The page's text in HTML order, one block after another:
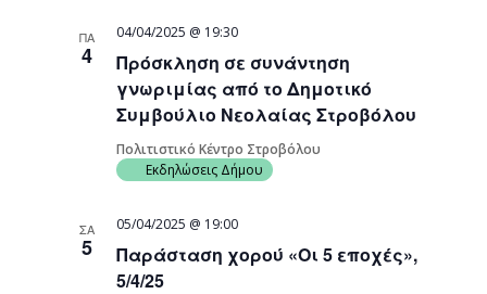
ΠΑ
4
Πρόσκληση σε συνάντηση
γνωριμίας από το Δημοτικό
Συμβούλιο Νεολαίας Στροβόλου
04/04/2025 @ 19:30
Πολιτιστικό Κέντρο Στροβόλου
Εκδηλώσεις Δήμου
ΣΑ
5
Παράσταση χορού «Οι 5 εποχές»,
5/4/25
05/04/2025 @ 19:00